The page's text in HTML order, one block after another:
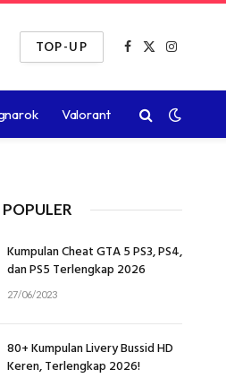
TOP-UP
Facebook
X
Instagram
Valorant
POPULER
Kumpulan Cheat GTA 5 PS3, PS4,
dan PS5 Terlengkap 2026
27/06/2023
80+ Kumpulan Livery Bussid HD
Keren, Terlengkap 2026!